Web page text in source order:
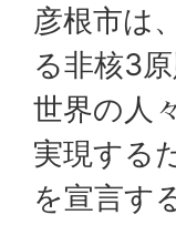
彦根市は
る非核3
世界の人
実現する
を宣言す